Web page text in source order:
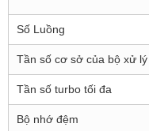
Số Luồng
Tần số cơ sở của bộ xử lý
Tần số turbo tối đa
Bộ nhớ đệm